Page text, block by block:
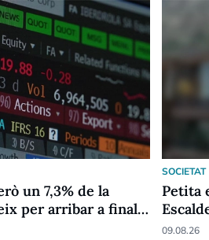
un 7,3% de la
per arribar a final
SOCIETAT
Petita
09.08.26